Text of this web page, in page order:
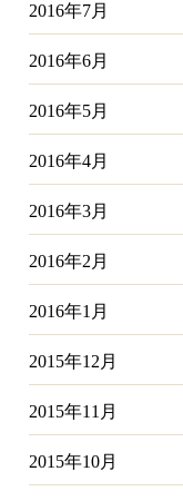
2016年7月
2016年6月
2016年5月
2016年4月
2016年3月
2016年2月
2016年1月
2015年12月
2015年11月
2015年10月